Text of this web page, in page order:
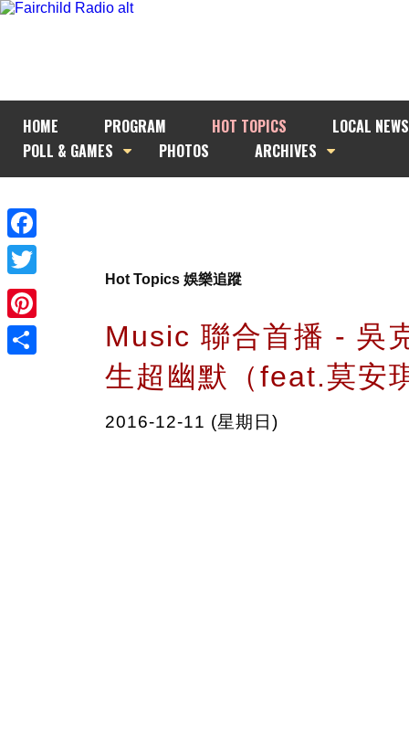
HOME PROGRAM HOT TOPICS
LOCAL NEWS
POLL & GAMES
PHOTOS ARCHIVES
Facebook
Twitter
Pinterest
Hot Topics 娛樂追蹤
Music 聯合首播 - 吳
生超幽默（feat.莫安
2016-12-11 (星期日)